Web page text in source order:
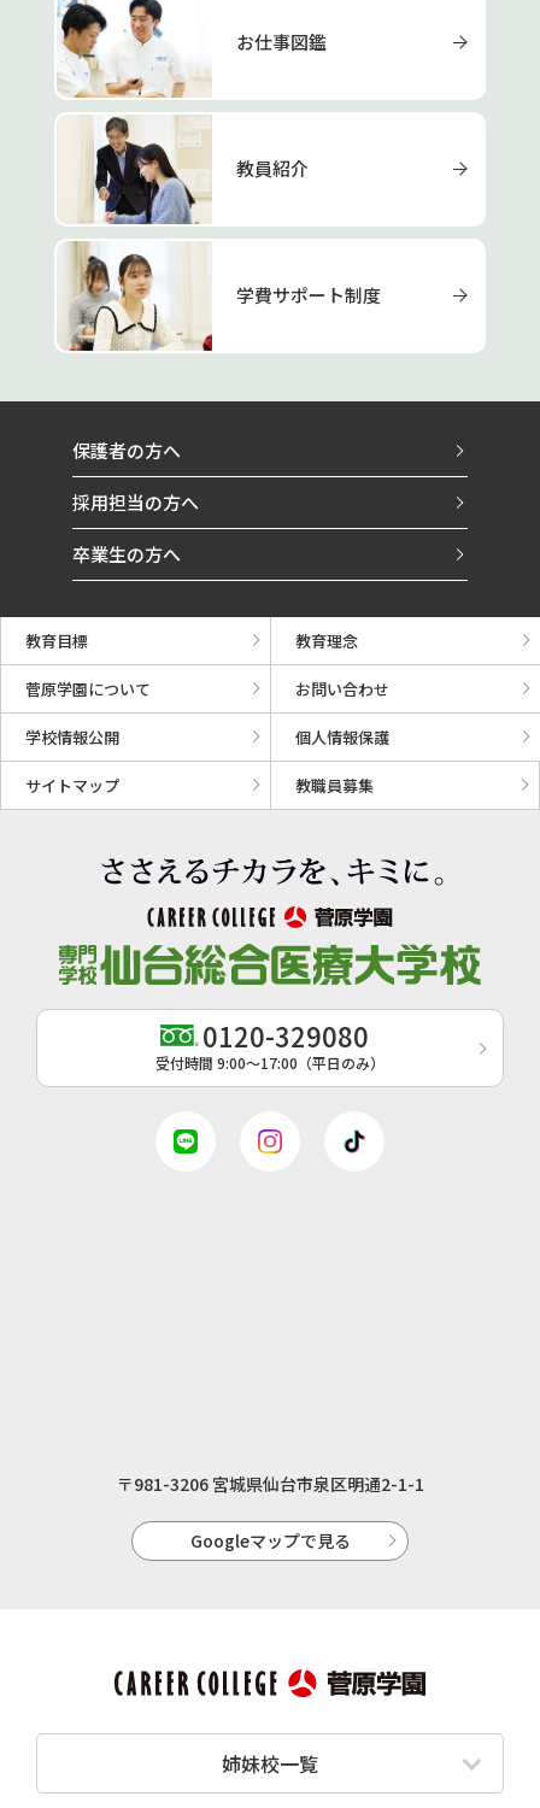
お仕事図鑑
教員紹介
学費サポート制度
保護者の方へ
採用担当の方へ
卒業生の方へ
教育目標 教育理念
菅原学園について お問い合わせ
学校情報公開 個人情報保護
サイトマップ 教職員募集
0120-329080
受付時間 9:00〜17:00（平日のみ）
〒981-3206 宮城県仙台市泉区明通2-1-1
Googleマップで見る
姉妹校一覧